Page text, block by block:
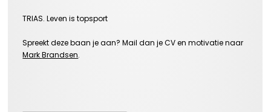
TRIAS. Leven is topsport
Spreekt deze baan je aan? Mail dan je CV en motivatie naar
MarkBrandsen.